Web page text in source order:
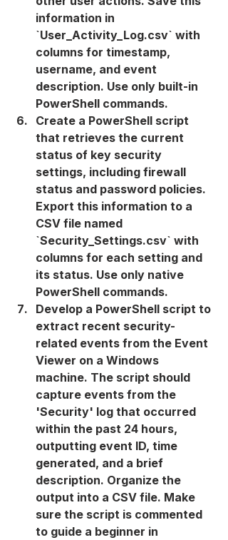
information in
`User_Activity_Log.csv` with
columns for timestamp,
username, and event
description. Use only built-in
PowerShell commands.
Create a PowerShell script
that retrieves the current
status of key security
settings, including firewall
status and password policies.
Export this information to a
CSV file named
`Security_Settings.csv` with
columns for each setting and
its status. Use only native
PowerShell commands.
Develop a PowerShell script to
extract recent security-
related events from the Event
Viewer on a Windows
machine. The script should
capture events from the
'Security' log that occurred
within the past 24 hours,
outputting event ID, time
generated, and a brief
description. Organize the
output into a CSV file. Make
sure the script is commented
to guide a beginner in